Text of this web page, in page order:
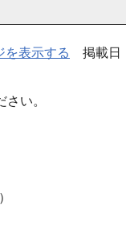
を表示する 掲載日
い。